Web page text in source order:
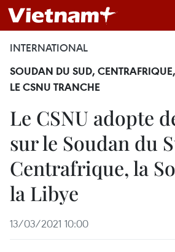
INTERNATIONAL
SOUDAN DU SUD,
LE CSNU TRANCHE
Le CSNU adopte
sur le Soudan du
Centrafrique, la
la Libye
13/03/2021 10:00